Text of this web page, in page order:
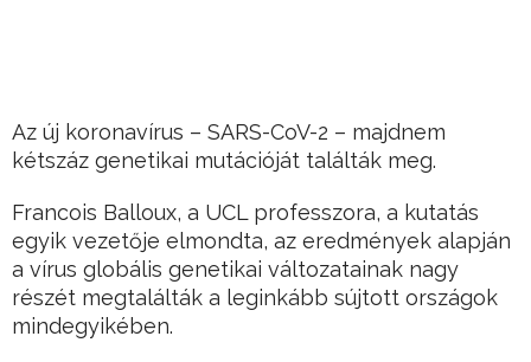
Az új koronavírus – SARS-CoV-2 – majdnem
kétszáz genetikai mutációját találták meg.
Francois Balloux, a UCL professzora, a kutatás
egyik vezetője elmondta, az eredmények alapján
a vírus globális genetikai változatainak nagy
részét megtalálták a leginkább sújtott országok
mindegyikében.